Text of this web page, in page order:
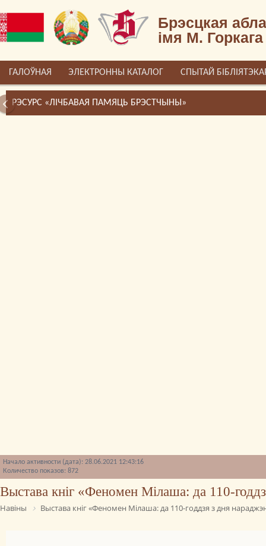
Брэсцкая
імя М. Горкага
ГАЛОЎНАЯ ЭЛЕКТРОННЫ КАТАЛОГ СПЫТАЙ
РЭСУРС «ЛІЧБАВАЯ ПАМЯЦЬ БРЭСТЧЫНЫ»
Начало активности (дата): 28.06.2021 12:43:16
Количество показов: 872
Выстава кніг «Феномен Мілаша: да 110-
Навіны Выстава кніг «Феномен Мілаша: да 110-годдзя з дня